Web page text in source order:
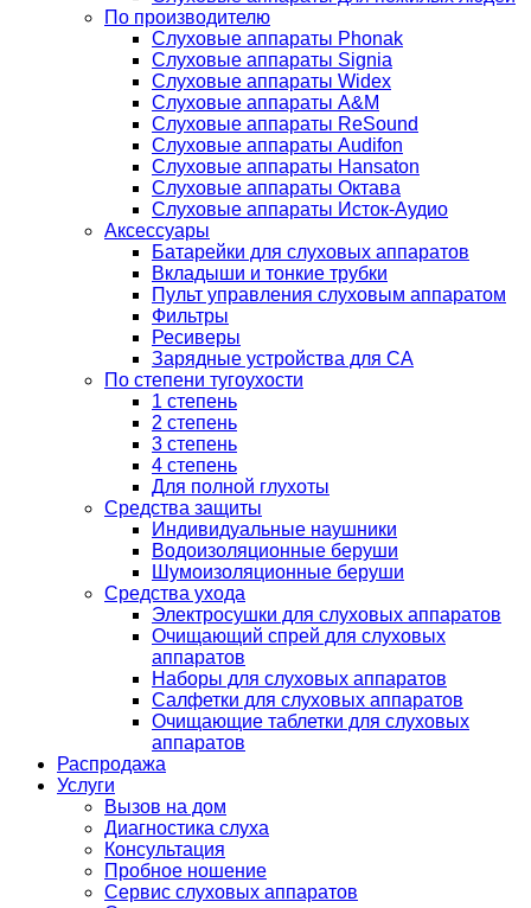
По производителю
Слуховые аппараты Phonak
Слуховые аппараты Signia
Слуховые аппараты Widex
Слуховые аппараты A&M
Слуховые аппараты ReSound
Слуховые аппараты Audifon
Слуховые аппараты Hansaton
Слуховые аппараты Октава
Слуховые аппараты Исток-Аудио
Аксессуары
Батарейки для слуховых аппаратов
Вкладыши и тонкие трубки
Пульт управления слуховым аппаратом
Фильтры
Ресиверы
Зарядные устройства для СА
По степени тугоухости
1 степень
2 степень
3 степень
4 степень
Для полной глухоты
Средства защиты
Индивидуальные наушники
Водоизоляционные беруши
Шумоизоляционные беруши
Средства ухода
Электросушки для слуховых аппаратов
Очищающий спрей для слуховых
аппаратов
Наборы для слуховых аппаратов
Салфетки для слуховых аппаратов
Очищающие таблетки для слуховых
аппаратов
Распродажа
Услуги
Вызов на дом
Диагностика слуха
Консультация
Пробное ношение
Сервис слуховых аппаратов